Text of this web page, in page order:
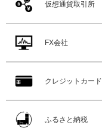
仮想通貨取引所
FX会社
クレジットカード
ふるさと納税